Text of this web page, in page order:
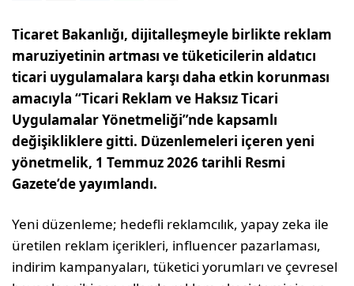
Ticaret Bakanlığı, dijitalleşmeyle birlikte reklam
maruziyetinin artması ve tüketicilerin aldatıcı
ticari uygulamalara karşı daha etkin korunması
amacıyla “Ticari Reklam ve Haksız Ticari
Uygulamalar Yönetmeliği”nde kapsamlı
değişikliklere gitti. Düzenlemeleri içeren yeni
yönetmelik, 1 Temmuz 2026 tarihli Resmi
Gazete’de yayımlandı.
Yeni düzenleme; hedefli reklamcılık, yapay zeka ile
üretilen reklam içerikleri, influencer pazarlaması,
indirim kampanyaları, tüketici yorumları ve çevresel